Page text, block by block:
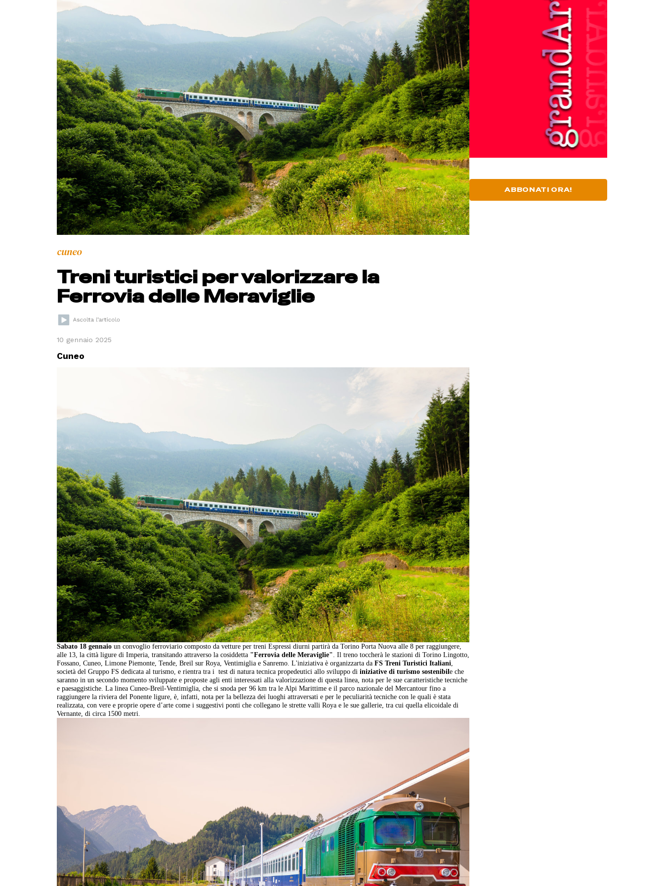
cuneo
Treni turistici per valorizzare la
Ferrovia delle Meraviglie
10 gennaio 2025
Cuneo
Sabato 18 gennaio un convoglio ferroviario composto da vetture per treni Espressi diurni partirà da Torino Porta Nuova alle 8 per raggiungere,
alle 13, la città ligure di Imperia, transitando attraverso la cosiddetta "Ferrovia delle Meraviglie". Il treno toccherà le stazioni di Torino Lingotto,
Fossano, Cuneo, Limone Piemonte, Tende, Breil sur Roya, Ventimiglia e Sanremo. L'iniziativa è organizzarta daFS Treni Turistici Italiani,
società del Gruppo FS dedicata al turismo, e rientra tra i test di natura tecnica propedeutici allo sviluppo diiniziative di turismo sostenibile che
saranno in un secondo momento sviluppate e proposte agli enti interessati alla valorizzazione di questa linea, nota per le sue caratteristiche tecniche
e paesaggistiche. La linea Cuneo-Breil-Ventimiglia, che si snoda per 96 km tra le Alpi Marittime e il parco nazionale del Mercantour fino a
raggiungere la riviera del Ponente ligure, è, infatti, nota per la bellezza dei luoghi attraversati e per le peculiarità tecniche con le quali è stata
realizzata, con vere e proprie opere d’arte come i suggestivi ponti che collegano le strette valli Roya e le sue gallerie, tra cui quella elicoidale di
Vernante, di circa 1500 metri.
ABBONATI ORA!